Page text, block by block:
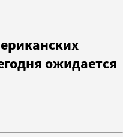
ожидается